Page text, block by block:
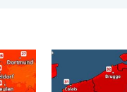
Bijna overal zomers
Woensdag